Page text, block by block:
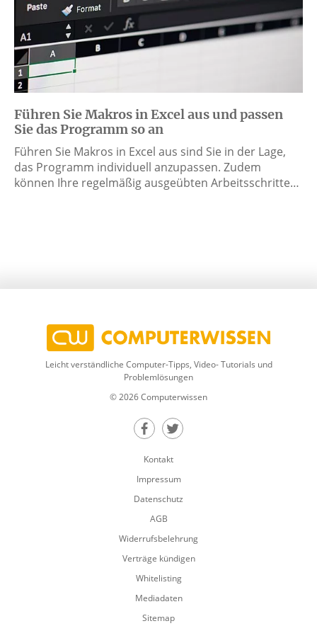
Führen Sie Makros in Excel aus und passen
Sie das Programm so an
Führen Sie Makros in Excel aus sind Sie in der Lage,
das Programm individuell anzupassen. Zudem
können Ihre regelmäßig ausgeübten Arbeitsschritte…
Leicht verständliche Computer-Tipps, Video- Tutorials und
Problemlösungen
© 2026 Computerwissen
Teilen auf Facebook
Teilen auf Twitter
Kontakt
Impressum
Datenschutz
AGB
Widerrufsbelehrung
Verträge kündigen
Whitelisting
Mediadaten
Sitemap